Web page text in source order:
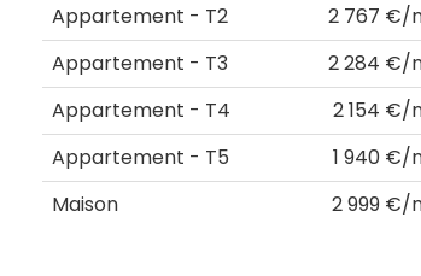
Appartement - T2
2 767 €/
Appartement - T3
2 284 €/
Appartement - T4
2 154 €/
Appartement - T5
1 940 €/
Maison
2 999 €/